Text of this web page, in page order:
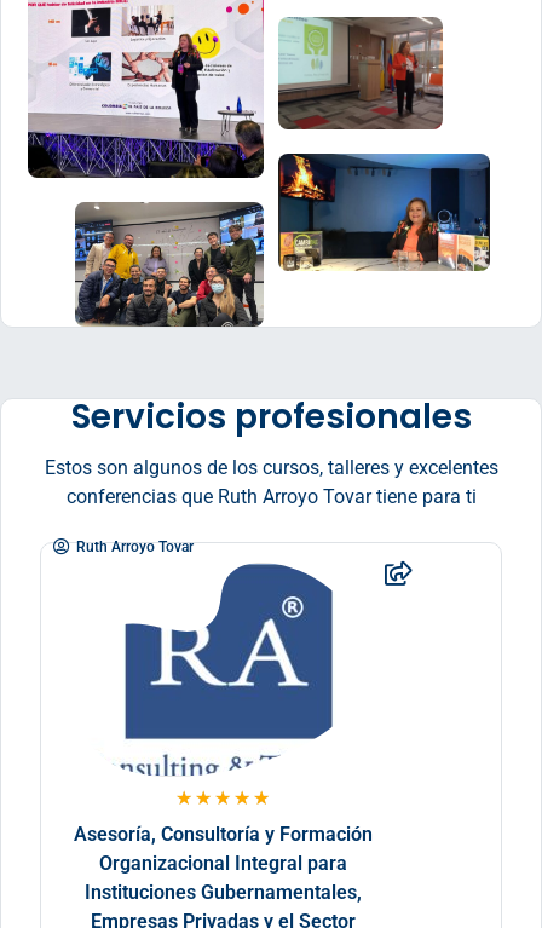
Servicios profesionales
Estos son algunos de los cursos, talleres y excelentes
conferencias que Ruth Arroyo Tovar tiene para ti
Ruth Arroyo Tovar
★ ★ ★ ★ ★
Asesoría, Consultoría y Formación
Organizacional Integral para
Instituciones Gubernamentales,
Empresas Privadas y el Sector